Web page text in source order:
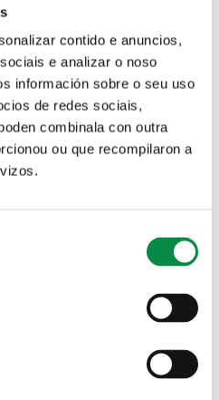
contido e anuncios,
e analizar o noso
información sobre o seu uso
de redes sociais,
combinala con outra
ou que recompilaron a
Forcadela"
"Tabú"